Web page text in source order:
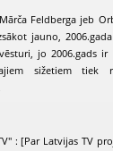
Feldberga jeb
jauno,
jo 2006.gads
sižetiem
: [Par Latvijas TV